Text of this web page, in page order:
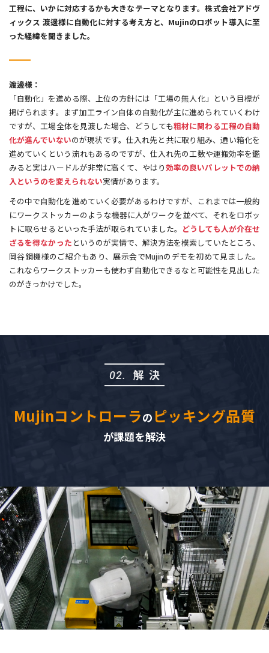
工程に、いかに対応するかも大きなテーマとなります。株式会社アドヴ
ィックス 渡邊様に自動化に対する考え方と、Mujinのロボット導入に至
った経緯を聞きました。
渡邊様：
「自動化」を進める際、上位の方針には「工場の無人化」という目標が
掲げられます。まず加工ライン自体の自動化が主に進められていくわけ
ですが、工場全体を見渡した場合、どうしても粗材に関わる工程の自動
化が進んでいないのが現状です。仕入れ先と共に取り組み、通い箱化を
進めていくという流れもあるのですが、仕入れ先の工数や運搬効率を鑑
みると実はハードルが非常に高くて、やはり効率の良いパレットでの納
入というのを変えられない実情があります。
その中で自動化を進めていく必要があるわけですが、これまでは一般的
にワークストッカーのような機器に人がワークを並べて、それをロボッ
トに取らせるといった手法が取られていました。 どうしても人が介在せ
ざるを得なかった というのが実情で、解決方法を模索していたところ、
岡谷鋼機様のご紹介もあり、展示会でMujinのデモを初めて見ました。
これならワークストッカーも使わず自動化できるなと可能性を見出した
のがきっかけでした。
02. 解決
Mujinコントローラの ピッキング品質
が課題を解決